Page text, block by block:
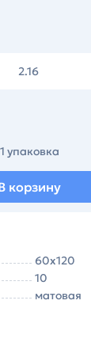
упаковка
корзину
60х120
10
матовая